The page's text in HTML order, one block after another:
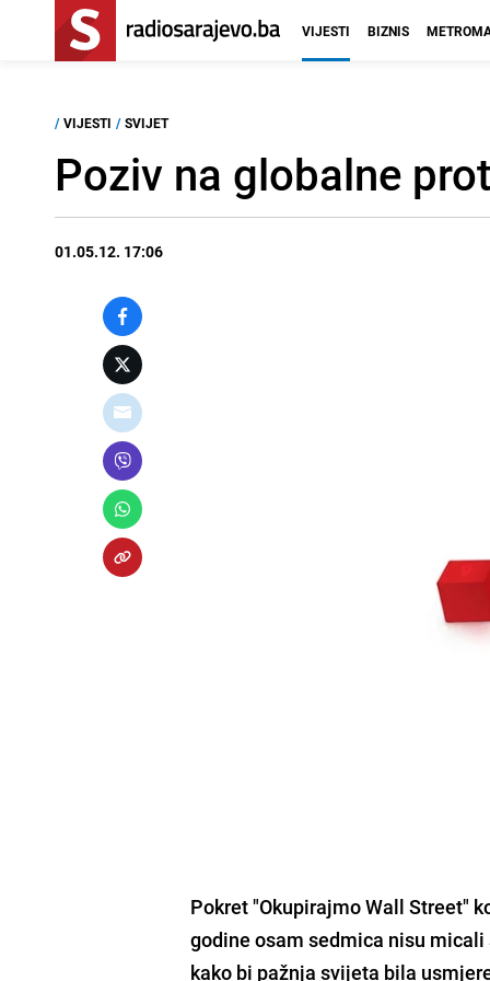
VIJESTI BIZNIS
/ VIJESTI / SVIJET
Poziv na globalne
01.05.12. 17:06
Pokret "Okupirajmo Wall Street"
godine osam sedmica nisu
kako bi pažnja svijeta bila